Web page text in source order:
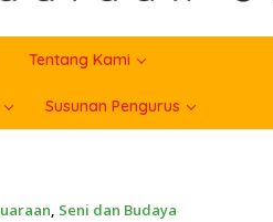
Tentang Kami
Susunan Pengurus
, Seni dan Budaya